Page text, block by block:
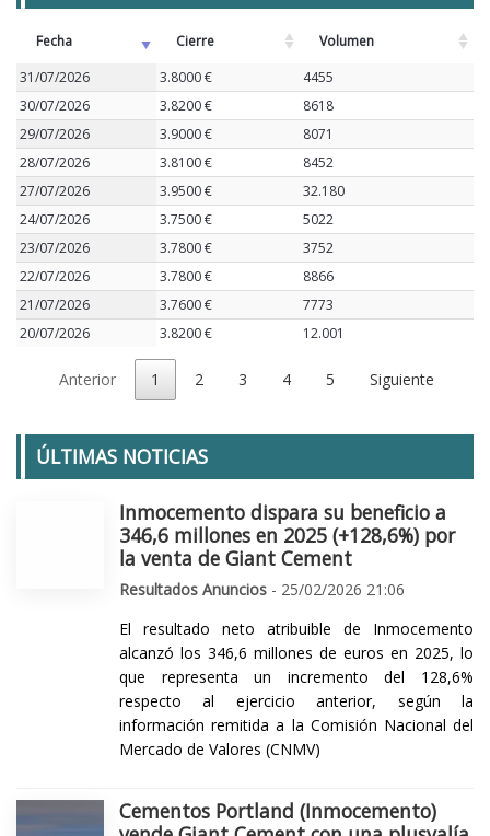
Fecha Cierre
Volumen
31/07/2026
3.8000 €
4455
30/07/2026
3.8200 €
8618
29/07/2026
3.9000 €
8071
28/07/2026
3.8100 €
8452
27/07/2026
3.9500 €
32.180
24/07/2026
3.7500 €
5022
23/07/2026
3.7800 €
3752
22/07/2026
3.7800 €
8866
21/07/2026
3.7600 €
7773
20/07/2026
3.8200 € 12.001
Anterior 1 2 3 4 5 Siguiente
ÚLTIMAS NOTICIAS
Inmocemento dispara su beneficio a
346,6 millones en 2025 (+128,6%) por
la venta de Giant Cement
Resultados Anuncios - 25/02/2026 21:06
El resultado neto atribuible de Inmocemento
alcanzó los 346,6 millones de euros en 2025, lo
que representa un incremento del 128,6%
respecto al ejercicio anterior, según la
información remitida a la Comisión Nacional del
Mercado de Valores (CNMV)
Cementos Portland (Inmocemento)